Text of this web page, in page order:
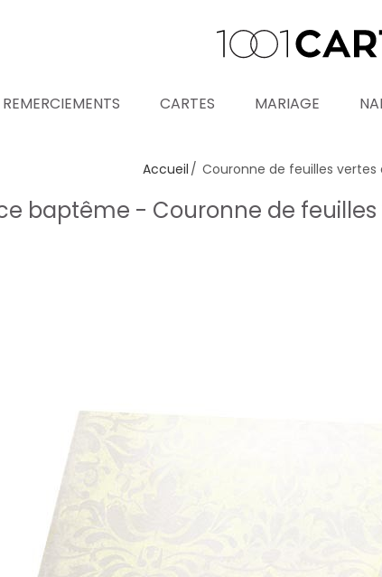
REMERCIEMENTS CARTES MARIAGE
Mot de passe oublié ?
Accueil Couronne de feuilles vertes
baptême - Couronne de feuilles